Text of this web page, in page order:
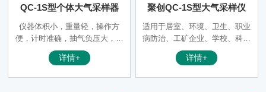
QC-1S型个体大气采样器
仪器体积小，重量轻，操作方
便，计时准确，抽气负压大，调
节阀采用针形阀机械调节，调节
刻度细，稳定性好。
详情+
聚创QC-1S型大气采样仪
适用于居室、环境、卫生、职业
病防治、工矿企业、学校、科研
等部门采集各种有害气体的专用
仪器。该仪器具有抽气压力大，
详情+